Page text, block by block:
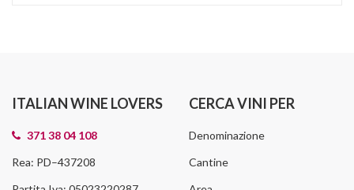
ITALIAN WINE LOVERS
371 38 04 108
Rea: PD–437208
CERCA VINI PER
Denominazione
Cantine